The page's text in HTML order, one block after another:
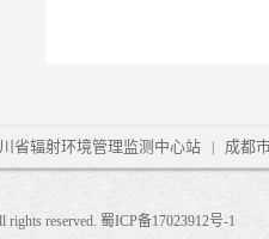
省辐射环境管理监测中心站 成都
reserved. 蜀ICP备17023912号-1